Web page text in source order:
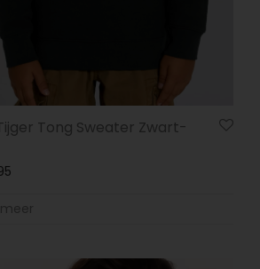
Tong Sweater Zwart-